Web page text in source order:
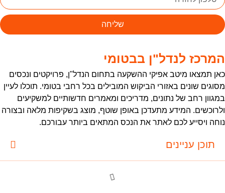
שליחה
לנדל"ן בבטומי
תמצאו מיטב אפיקי ההשקעה בתחום הנדל"ן, פרויקטים ונכסים
שונים באזורי הביקוש המובילים בכל רחבי בטומי. תוכלו לעיין
רחב של נתונים, מדריכים ומאמרים חדשותיים למשקיעים
המידע מתעדכן באופן שוטף, מוצג בשקיפות מלאה ובצורה
ויסייע לכם לאתר את הנכס המתאים ביותר עבורכם.
תוכן עניינים